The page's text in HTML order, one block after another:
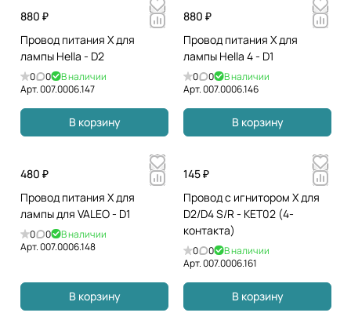
880 ₽
Провод питания Х для
лампы Hella - D2
0 0
В наличии
Арт.007.0006.147
В корзину
880 ₽
Провод питания Х для
лампы Hella 4 - D1
0 0
В наличии
Арт.007.0006.146
В корзину
480 ₽
Провод питания Х для
лампы для VALEO - D1
0 0
В наличии
Арт.007.0006.148
В корзину
145 ₽
Провод с игнитором Х для
D2/D4 S/R - KET02 (4-
контакта)
0 0
В наличии
Арт.007.0006.161
В корзину